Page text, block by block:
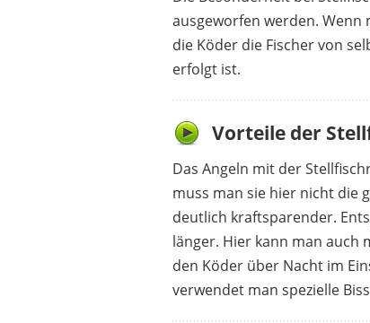
ausgeworfen werden.
die Köder die Fischer von
erfolgt ist.
Vorteile der
Das Angeln mit der
muss man sie hier nicht die
deutlich kraftsparender.
länger. Hier kann man auch
den Köder über Nacht im
verwendet man spezielle